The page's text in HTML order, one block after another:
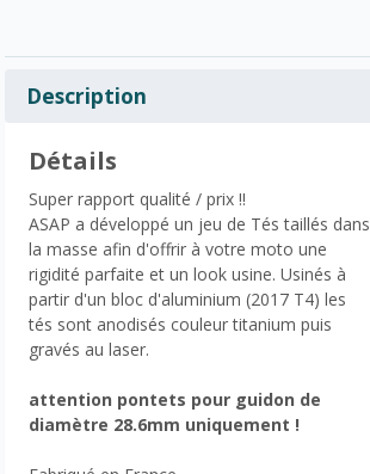
Description
Détails
Super rapport qualité / prix !!
ASAP a développé un jeu de Tés taillés dans
la masse afin d'offrir à votre moto une
rigidité parfaite et un look usine. Usinés à
partir d'un bloc d'aluminium (2017 T4) les
tés sont anodisés couleur titanium puis
gravés au laser.
attention pontets pour guidon de
diamètre 28.6mm uniquement !